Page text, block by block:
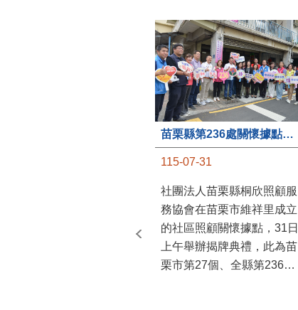
苗栗縣第236處關懷據點在苗栗市維祥里揭牌
115-07-31
社團法人苗栗縣桐欣照顧服
務協會在苗栗市維祥里成立
的社區照顧關懷據點，31日
上午舉辦揭牌典禮，此為苗
栗市第27個、全縣第236處